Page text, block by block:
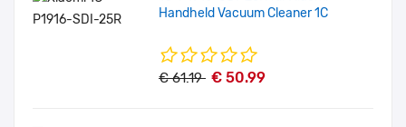
Handheld Vacuum Cleaner 1C
€ 61.19 € 50.99